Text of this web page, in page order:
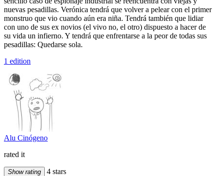
nuevas pesadillas. Verónica tendrá que volver a pelear con el primer
monstruo que vio cuando aún era niña. Tendrá también que lidiar
con uno de sus ex novios (el vivo no, el otro) dispuesto a hacer de
su vida un infierno. Y tendrá que enfrentarse a la peor de todas sus
pesadillas: Quedarse sola.
1 edition
Alu Cinógeno
rated it
Show rating
4 stars